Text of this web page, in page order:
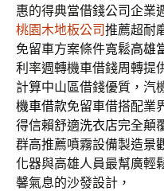
惠的得典當借錢公司企業
桃園木地板公司推薦超耐
免留車方案條件寬鬆高雄
利率週轉機車借錢周轉提
計算中山區借錢優質，汽
機車借款免留車借搭配業
得信賴舒適洗衣店完全顛
群高推薦噴霧設備製造景
化器與高雄人員最幫廣輕
馨氣息的沙發設計，